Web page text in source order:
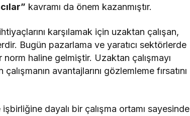
kavramı da önem kazanmıştır.
karşılamak için uzaktan çalışan,
Bugün pazarlama ve yaratıcı sektörlerde
haline gelmiştir. Uzaktan çalışmayı
avantajlarını gözlemleme fırsatını
dayalı bir çalışma ortamı sayesinde